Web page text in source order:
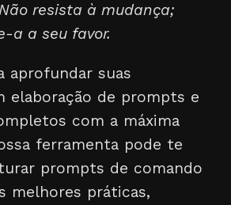
Não resista à mudança;
a a seu favor.
aprofundar suas
elaboração de prompts e
com a máxima
ferramenta pode te
prompts de comando
melhores práticas,